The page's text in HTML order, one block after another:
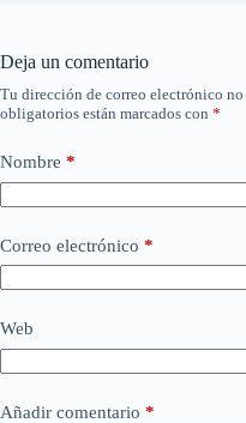
Deja un comentario
Tu dirección de correo electrónico no
obligatorios están marcados con *
Nombre *
Correo electrónico *
Web
Añadir comentario *